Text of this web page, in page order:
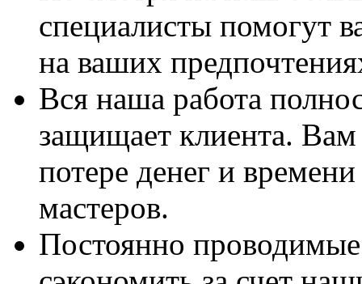
специалисты помогут
на ваших
Вся наша работа
защищает клиента. Вам
потере денег и
мастеров.
Постоянно